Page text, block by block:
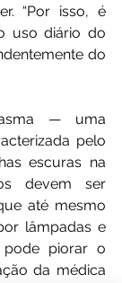
“Por isso, é
uso diário do
do
— uma
pelo
escuras na
devem ser
até mesmo
lâmpadas e
pode piorar o
da médica